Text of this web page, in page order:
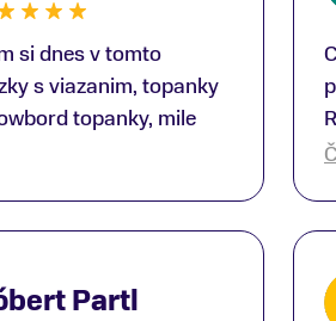
si dnes v tomto
s viazanim, topanky
topanky, mile
Peter, ktory nas
Partl